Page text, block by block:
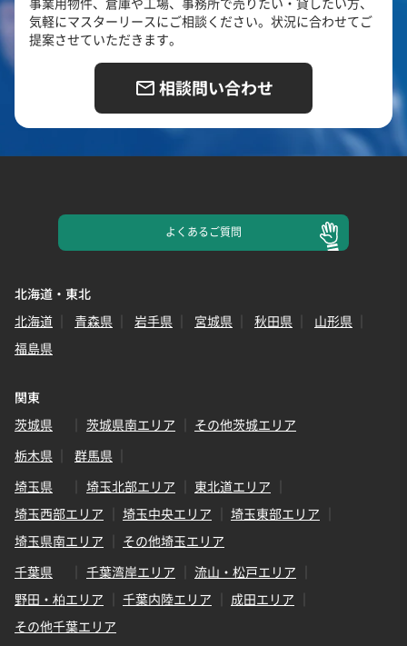
気軽にマスターリースにご相談ください。状況に合わせてご
提案させていただきます。
相談問い合わせ
よくあるご質問
北海道・東北
北海道
青森県 岩手県 宮城県 秋田県
山形県
福島県
関東
茨城県
茨城県南エリア
その他茨城エリア
栃木県
群馬県
埼玉県
埼玉北部エリア
東北道エリア
埼玉西部エリア
埼玉中央エリア
埼玉東部エリア
埼玉県南エリア
その他埼玉エリア
千葉県
千葉湾岸エリア
流山・松戸エリア
野田・柏エリア
千葉内陸エリア
成田エリア
その他千葉エリア